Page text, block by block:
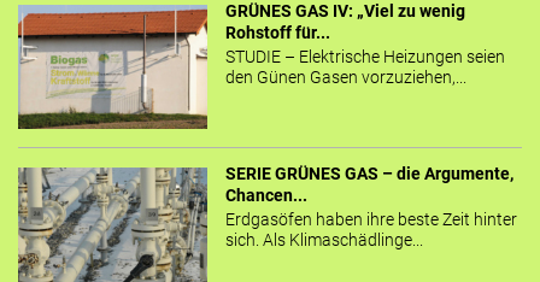
GRÜNES GAS IV: „Viel zu wenig
Rohstoff für...
STUDIE – Elektrische Heizungen seien
den Günen Gasen vorzuziehen,...
SERIE GRÜNES GAS – die Argumente,
Chancen...
Erdgasöfen haben ihre beste Zeit hinter
sich. Als Klimaschädlinge...